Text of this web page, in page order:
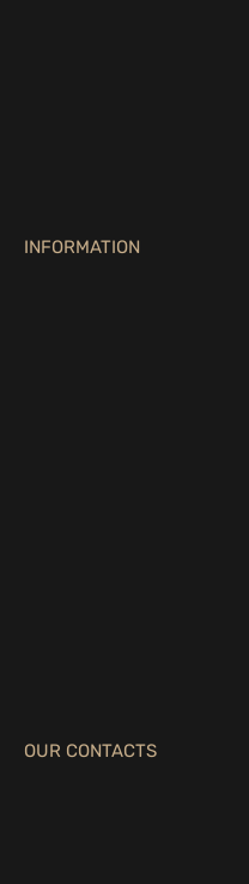
INFORMATION
OUR CONTACTS